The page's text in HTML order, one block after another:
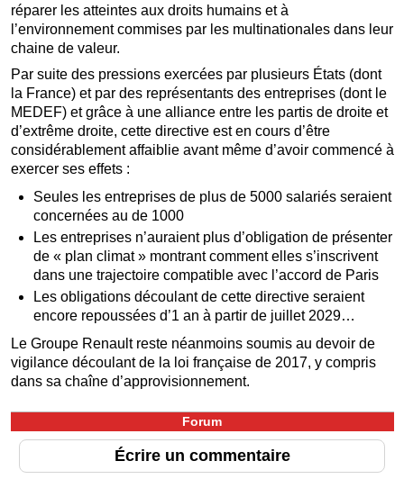
réparer les atteintes aux droits humains et à
l’environnement commises par les multinationales dans leur
chaine de valeur.
Par suite des pressions exercées par plusieurs États (dont
la France) et par des représentants des entreprises (dont le
MEDEF) et grâce à une alliance entre les partis de droite et
d’extrême droite, cette directive est en cours d’être
considérablement affaiblie avant même d’avoir commencé à
exercer ses effets :
Seules les entreprises de plus de 5000 salariés seraient
concernées au de 1000
Les entreprises n’auraient plus d’obligation de présenter
de « plan climat » montrant comment elles s’inscrivent
dans une trajectoire compatible avec l’accord de Paris
Les obligations découlant de cette directive seraient
encore repoussées d’1 an à partir de juillet 2029…
Le Groupe Renault reste néanmoins soumis au devoir de
vigilance découlant de la loi française de 2017, y compris
dans sa chaîne d’approvisionnement.
Forum
Écrire un commentaire